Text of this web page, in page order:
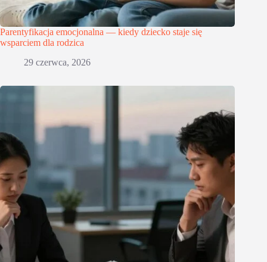
Parentyfikacja emocjonalna — kiedy dziecko staje się
wsparciem dla rodzica
29 czerwca, 2026